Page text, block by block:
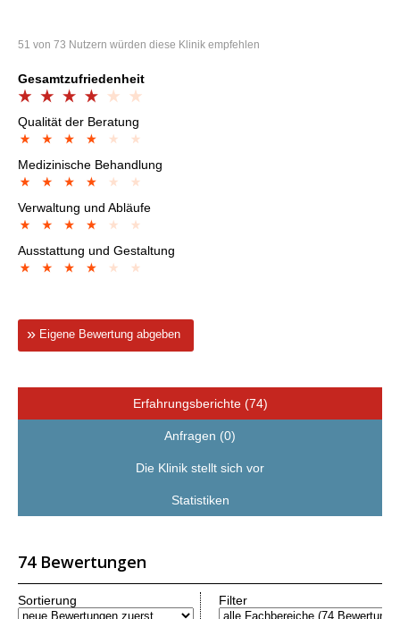
51 von 73 Nutzern würden diese Klinik empfehlen
Gesamtzufriedenheit
Qualität der Beratung
Medizinische Behandlung
Verwaltung und Abläufe
Ausstattung und Gestaltung
Eigene Bewertung abgeben
Erfahrungsberichte (74)
Anfragen (0)
Die Klinik stellt sich vor
Statistiken
74 Bewertungen
Sortierung Filter